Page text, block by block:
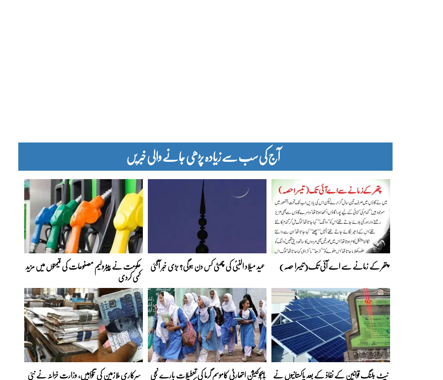
آج کی سب سے زیادہ پڑھی جانے والی خبریں
پتھر کے زمانے سے اے آئی تک(تیسرا حصہ) عید میلاد النبیؐ کی چھٹی کس دن ہوگی؟ بڑی خبر آگئی حکومت نے پیٹرولیم مصنوعات کی قیمتوں میں مزید
کمی کردی
نیٹ بلنگ قوانین کے نفاذ کے بعد پاکستانیوں نے ایجوکیشن اتھارٹی کاموسمِ گرما کی تعطیلات بارے نجی سرکاری ملازمین کی تنخواہیں، وزارت خزانہ نے نئی